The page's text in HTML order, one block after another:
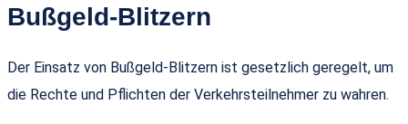
Bußgeld-Blitzern
Der Einsatz von Bußgeld-Blitzern ist gesetzlich geregelt, um
die Rechte und Pflichten der Verkehrsteilnehmer zu wahren.